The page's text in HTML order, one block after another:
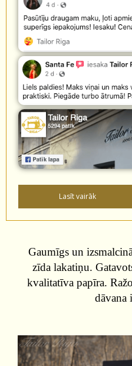
Gaumīgs un
zīda lakatiņu.
kvalitatīva papīra.
dāvana